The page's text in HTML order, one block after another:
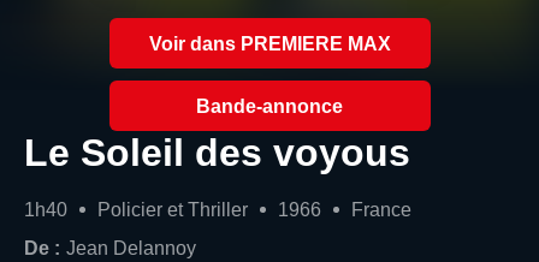
Voir dans PREMIERE MAX
Bande-annonce
Le Soleil des voyous
1h40 Policier et Thriller 1966
France
De : Jean Delannoy